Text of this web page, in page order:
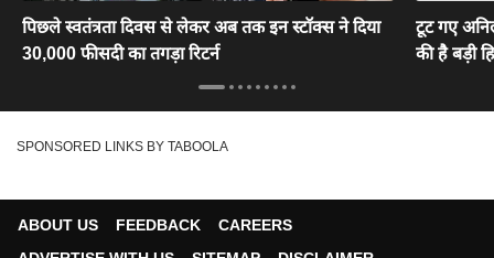
पिछले स्वतंत्रता दिवस से लेकर अब तक इन स्टॉक्स ने दिया
30,000 फीसदी का तगड़ा रिटर्न
टूट गए
की है बड़ी
SPONSORED LINKS BY TABOOLA
ABOUT US FEEDBACK
CAREERS